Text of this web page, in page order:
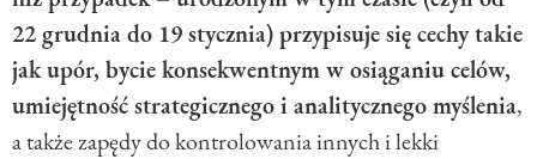
22 grudnia do 19 stycznia) przypisuje się cechy takie
jak upór, bycie konsekwentnym w osiąganiu celów,
umiejętność strategicznego i analitycznego myślenia,
a także zapędy do kontrolowania innych i lekki